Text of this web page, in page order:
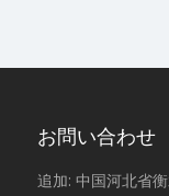
お問い合わせ
追加: 中国河北省